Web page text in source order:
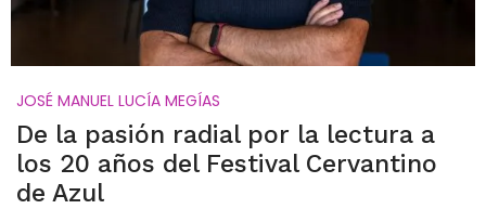
JOSÉ MANUEL LUCÍA MEGÍAS
De la pasión radial por la lectura a
los 20 años del Festival Cervantino
de Azul